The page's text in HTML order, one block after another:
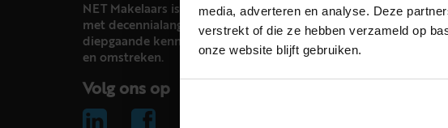
media, adverteren en analyse. Deze
verstrekt of die ze hebben verzameld op
onze website blijft gebruiken.
NET Makelaars is een modern makelaarskantoor
met decennialange ervaring in het vak en
diepgaande kennis van de huizenmarkt in Haarlem
en omstreken.
Volg ons op
Taxatie